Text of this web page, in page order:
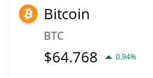
Bitcoin
BTC
$64.768 0.94%